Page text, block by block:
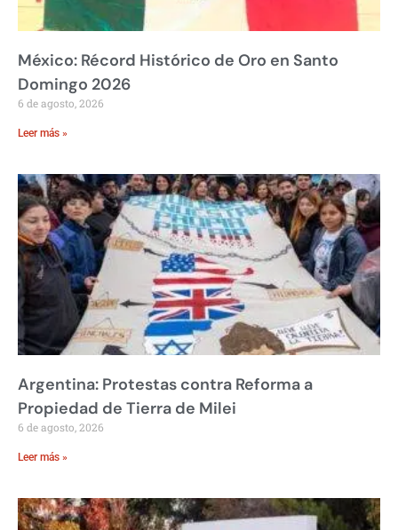
México: Récord Histórico de Oro en Santo
Domingo 2026
6 de agosto, 2026
Leer más »
Argentina: Protestas contra Reforma a
Propiedad de Tierra de Milei
6 de agosto, 2026
Leer más »